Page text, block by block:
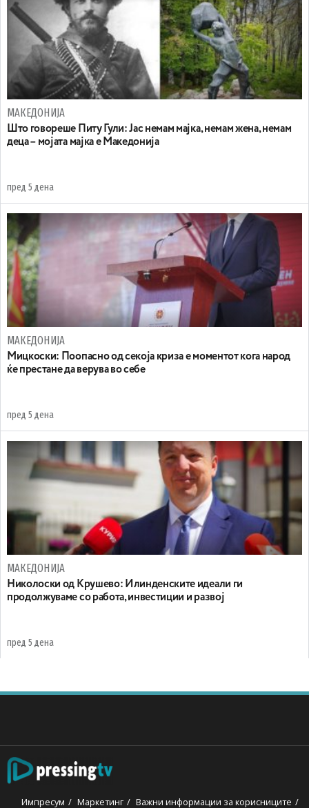
МАКЕДОНИЈА
Што говореше Питу Гули: Јас немам мајка, немам жена, немам
деца – мојата мајка е Македонија
пред 5 дена
МАКЕДОНИЈА
Мицкоски: Поопасно од секоја криза е моментот кога народ
ќе престане да верува во себе
пред 5 дена
МАКЕДОНИЈА
Николоски од Крушево: Илинденските идеали ги
продолжуваме со работа, инвестиции и развој
пред 5 дена
Импресум Маркетинг Важни информации за корисниците